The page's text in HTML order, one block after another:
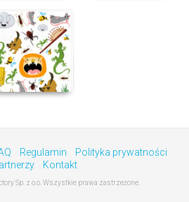
Regulamin
Polityka prywatności
Kontakt
Sp. z o.o. Wszystkie prawa zastrzeżone.